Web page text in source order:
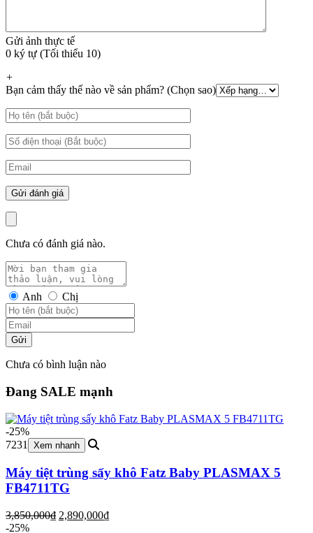
Gửi ảnh thực tế
0 ký tự (Tối thiểu 10)
+
Bạn cảm thấy thế nào về sản phẩm? (Chọn sao)
Chưa có đánh giá nào.
Anh Chị
Gửi
Chưa có bình luận nào
Đang SALE mạnh
-25%
7231
Xem nhanh
Máy tiệt trùng sấy khô Fatz Baby PLASMAX 5
FB4711TG
3,850,000₫ Giá
2,890,000₫Giá
-25%